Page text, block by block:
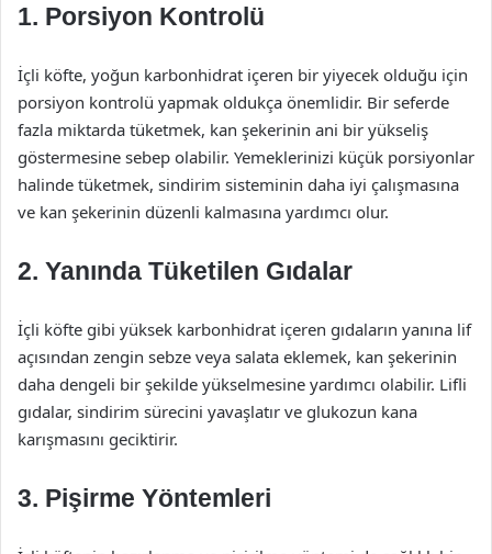
1. Porsiyon Kontrolü
İçli köfte, yoğun karbonhidrat içeren bir yiyecek olduğu için
porsiyon kontrolü yapmak oldukça önemlidir. Bir seferde
fazla miktarda tüketmek, kan şekerinin ani bir yükseliş
göstermesine sebep olabilir. Yemeklerinizi küçük porsiyonlar
halinde tüketmek, sindirim sisteminin daha iyi çalışmasına
ve kan şekerinin düzenli kalmasına yardımcı olur.
2. Yanında Tüketilen Gıdalar
İçli köfte gibi yüksek karbonhidrat içeren gıdaların yanına lif
açısından zengin sebze veya salata eklemek, kan şekerinin
daha dengeli bir şekilde yükselmesine yardımcı olabilir. Lifli
gıdalar, sindirim sürecini yavaşlatır ve glukozun kana
karışmasını geciktirir.
3. Pişirme Yöntemleri